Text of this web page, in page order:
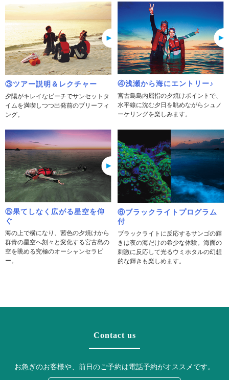
③ツアー説明＆レクチャー
夕陽がキレイなビーチでサンセットタ
イムを満喫しつつ出発前のブリーフィ
ング。
④浅瀬から海にエントリー♪
宮古島島内屈指の夕焼けポイントで、
水平線に沈む夕日を眺めながらシュノ
ーケリングを楽しみます。
⑤果てしなく広がる星空を仰
ぐ
海の上で横になり、茜色の夕焼けから
群青の星空へ刻々と変化する宮古島の
空を眺める究極のオーシャンセラピ
ー。
⑥ブラックライトプログラム
付
ブラックライトに反応するサンゴの輝
きは夜の海だけの希少な体験。海面の
刺激に反応して光るウミホタルの幻想
的な輝きも楽しめます。
Contact us
お急ぎのお客様や、前日のご予約は電話予約がオススメです。